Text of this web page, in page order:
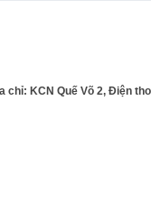
chỉ: KCN Quế Võ 2, Điện